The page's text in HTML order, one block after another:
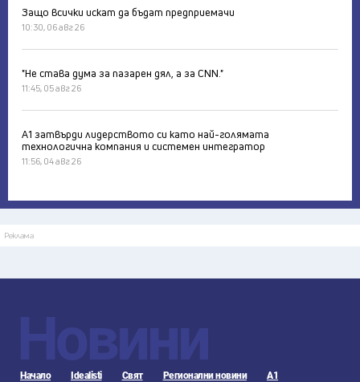
Защо всички искат да бъдат предприемачи
10:30, 06 авг 26
"Не става дума за пазарен дял, а за CNN."
11:45, 05 авг 26
А1 затвърди лидерството си като най-голямата
технологична компания и системен интегратор
11:56, 04 авг 26
Реклама
Новини
Начало Idealisti Свят Регионални новини А1